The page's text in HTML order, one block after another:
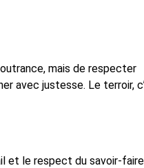
mais de respecter
avec justesse. Le terroir,
et le respect du savoir-